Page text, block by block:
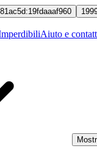
Aiuto e